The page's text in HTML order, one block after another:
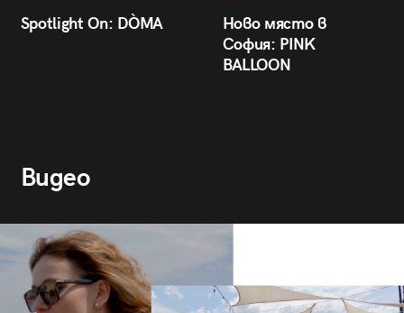
Spotlight On: DÒMA
Ново място в
София: PINK
BALLOON
Видео